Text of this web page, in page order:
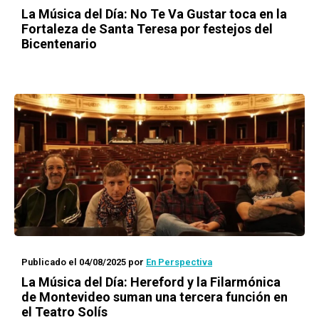
La Música del Día: No Te Va Gustar toca en la
Fortaleza de Santa Teresa por festejos del
Bicentenario
Publicado el 04/08/2025 por En Perspectiva
La Música del Día: Hereford y la Filarmónica
de Montevideo suman una tercera función en
el Teatro Solís